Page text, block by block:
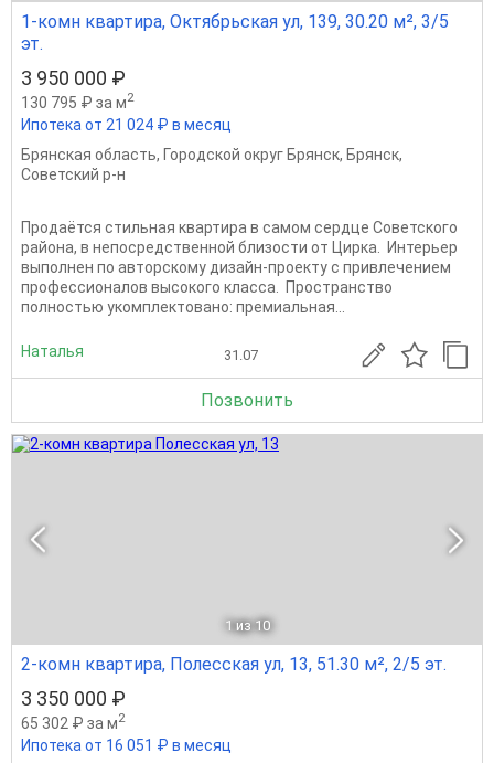
1-комн квартира, Октябрьская ул, 139, 30.20 м², 3/5
эт.
3 950 000 ₽
130 795 ₽ за м2
Ипотека от 21 024 ₽ в месяц
Брянская область, Городской округ Брянск, Брянск,
Советский р-н
Продаётся стильная квартира в самом сердце Советского
района, в непосредственной близости от Цирка. Интерьер
выполнен по авторскому дизайн-проекту с привлечением
профессионалов высокого класса. Пространство
полностью укомплектовано: премиальная...
Наталья 31.07
Позвонить
1 из 10
2-комн квартира, Полесская ул, 13, 51.30 м², 2/5 эт.
3 350 000 ₽
65 302 ₽ за м2
Ипотека от 16 051 ₽ в месяц